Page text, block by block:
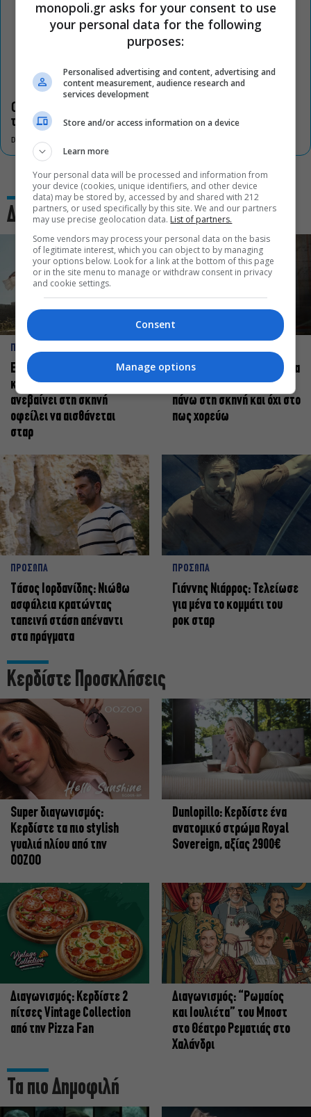
Οι «Τρωάδες» στην Επίδαυρο αλλάζουν την αντίληψη για
τον πολιτισμό
DON'T MISS
Δες και αυτό
ΠΡΟΣΩΠΑ
Ελεάνα Ανδρεούδη: Κάθε
καλλιτέχνης όταν
ανεβαίνει στη σκηνή
οφείλει να αισθάνεται
σταρ
Βαγγέλης Μπίκος: Έμαθα να
δίνω αξία στο ποιος είμαι
πάνω στη σκηνή και όχι στο
πως χορεύω
ΠΡΟΣΩΠΑ
Tάσος Ιορδανίδης: Νιώθω
ασφάλεια κρατώντας
ταπεινή στάση απέναντι
στα πράγματα
ΠΡΟΣΩΠΑ
Γιάννης Νιάρρος: Τελείωσε
για μένα το κομμάτι του
ροκ σταρ
Κερδίστε Προσκλήσεις
Super διαγωνισμός:
Κερδίστε τα πιο stylish
γυαλιά ηλίου από την
OOZOO
Dunlopillo: Κερδίστε ένα
ανατομικό στρώμα Royal
Sovereign, αξίας 2900€
Διαγωνισμός: Κερδίστε 2
πίτσες Vintage Collection
από την Pizza Fan
Διαγωνισμός: “Ρωμαίος
και Ιουλιέτα” του Μποστ
στο Θέατρο Ρεματιάς στο
Χαλάνδρι
Τα πιο Δημοφιλή
monopoli.gr asks for your consent to use
your personal data for the following
purposes:
Personalised advertising and content, advertising and
content measurement, audience research and
services development
Store and/or access information on a device
Learn more
Your personal data will be processed and information from
your device (cookies, unique identifiers, and other device
data) may be stored by, accessed by and shared with 212
partners, or used specifically by this site. We and our partners
may use precise geolocation data. List of partners.
Some vendors may process your personal data on the basis
of legitimate interest, which you can object to by managing
your options below. Look for a link at the bottom of this page
or in the site menu to manage or withdraw consent in privacy
and cookie settings.
Consent
Manage options